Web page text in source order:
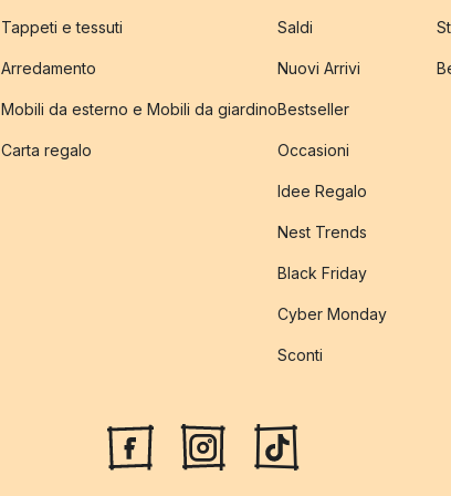
Tappeti e tessuti
Arredamento
Mobili da esterno e Mobili da giardino
Carta regalo
Saldi
Nuovi Arrivi
Bestseller
Occasioni
Idee Regalo
Nest Trends
Black Friday
Cyber Monday
Sconti